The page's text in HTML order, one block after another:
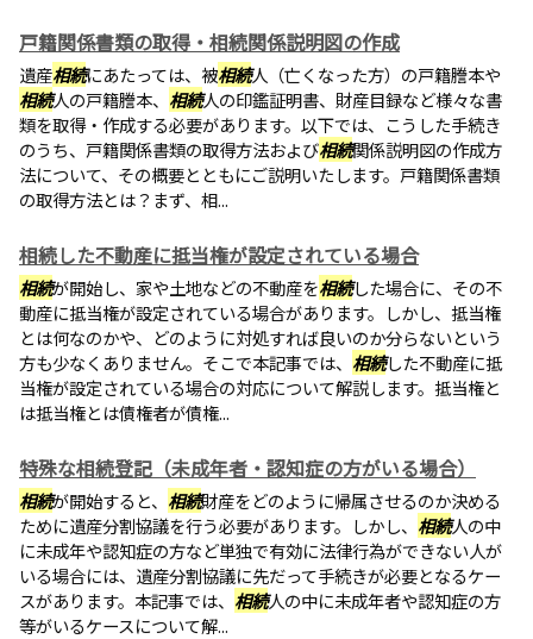
戸籍関係書類の取得・相続関係説明図の作成
遺産相続にあたっては、被相続人（亡くなった方）の戸籍謄本や
相続人の戸籍謄本、 相続人の印鑑証明書、財産目録など様々な書
類を取得・作成する必要があります。以下では、こうした手続き
のうち、戸籍関係書類の取得方法および相続関係説明図の作成方
法について、その概要とともにご説明いたします。戸籍関係書類
の取得方法とは？まず、相...
相続した不動産に抵当権が設定されている場合
相続が開始し、家や土地などの不動産を相続した場合に、その不
動産に抵当権が設定されている場合があります。しかし、抵当権
とは何なのかや、どのように対処すれば良いのか分らないという
方も少なくありません。そこで本記事では、 相続した不動産に抵
当権が設定されている場合の対応について解説します。抵当権と
は抵当権とは債権者が債権...
特殊な相続登記（未成年者・認知症の方がいる場合）
相続が開始すると、 相続財産をどのように帰属させるのか決める
ために遺産分割協議を行う必要があります。しかし、 相続人の中
に未成年や認知症の方など単独で有効に法律行為ができない人が
いる場合には、遺産分割協議に先だって手続きが必要となるケー
スがあります。本記事では、 相続人の中に未成年者や認知症の方
等がいるケースについて解...